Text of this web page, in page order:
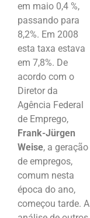
em maio 0,4 %,
passando para
8,2%. Em 2008
esta taxa estava
em 7,8%. De
acordo com o
Diretor da
Agência Federal
de Emprego,
Frank-Jürgen
Weise, a geração
de empregos,
comum nesta
época do ano,
começou tarde. A